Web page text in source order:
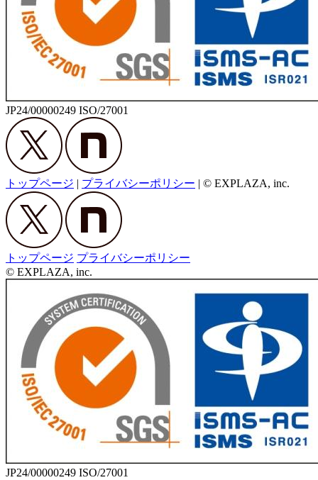
JP24/00000249 ISO/27001
トップページ | プライバシーポリシー | © EXPLAZA, inc.
トップページ プライバシーポリシー
© EXPLAZA, inc.
JP24/00000249 ISO/27001